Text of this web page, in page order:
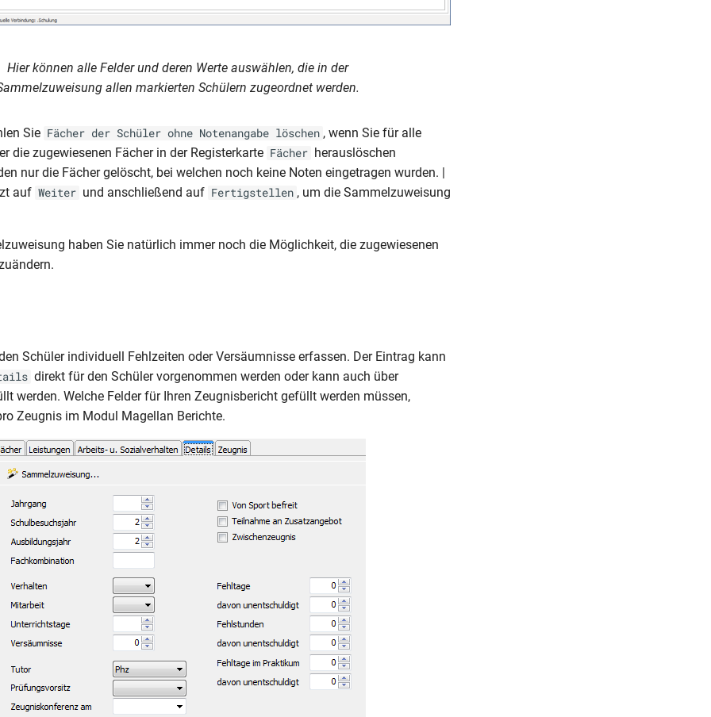
Hier können alle Felder und deren Werte auswählen, die in der
allen markierten Schülern zugeordnet werden.
Sie Fächer der Schüler ohne Notenangabe löschen , wenn Sie für alle
die zugewiesenen Fächer in der Registerkarte Fächer herauslöschen
nur die Fächer gelöscht, bei welchen noch keine Noten eingetragen wurden. |
auf Weiter und anschließend auf Fertigstellen , um die Sammelzuweisung
haben Sie natürlich immer noch die Möglichkeit, die zugewiesenen
Schüler individuell Fehlzeiten oder Versäumnisse erfassen. Der Eintrag kann
direkt für den Schüler vorgenommen werden oder kann auch über
werden. Welche Felder für Ihren Zeugnisbericht gefüllt werden müssen,
Zeugnis im Modul Magellan Berichte.